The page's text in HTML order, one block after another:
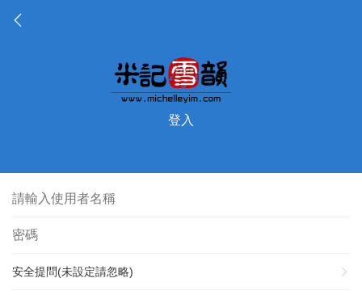
登入
安全提問(未設定請忽略)